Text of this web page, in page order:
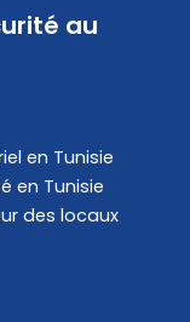
au
en Tunisie
en Tunisie
des locaux